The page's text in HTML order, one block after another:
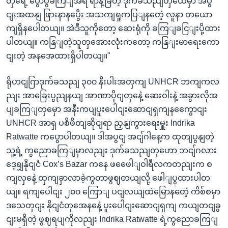
ငျးအထနျ ဖြားနာနပွေီး အသကျရှုကပြျနတေဲ့ လူနာ တယော
ကျရှိနပေါတယျ။ အဲဒီသူကိုတော့ ဆေးရုံကို ခကြျခငြျးပို့ထား
ပါတယျ။ ကနြျတဲ့သူတှအေားလုံးကတော့ ကနြျးမာရေးကော
ငျးတဲ့ အနအေထားရှိပါတယျ။"
ရိုဟငျဂြာဒုက်ခသညျ ၃၀၀ နီးပါးအတှကျ UNHCR ဘကျကလ
ညျး အာခြေးပွညျနယျ အာဏာပိုငျတှနေဲ့ ဆေးဝါးနဲ့ အခွားလိုအ
ပျခကြျတှမှော အနီးကပျပူးပေါငျးဆောငျရှကျနကွေောငျး
UNHCR အာရှ ပစိဖိတျဆိုငျရာ ညှနျကွားရေးမှူး Indrika
Ratwatte ကပွောပါတယျ။ ဒါအပွငျ အငျ်ဂါနေ့က ထုတျပွနျတဲ့
သူ့ရဲ့ ကွညောခကြျမှာလညျး ဒုက်ခသညျတှဟော ဘငျ်ဂလား
ဒေ့ရျှနိုငျငံ Cox’s Bazar ကနေ ဖဖေေါျဝါရီလကတညျးက စ
ကျလှနေဲ့ ထှကျခှာလာခဲ့ကွတာဖွဈတယျလို့ ဖေါျပွထားပါတ
ယျ။ ရကျပေါငျး ၂၀၀ ကြောျ ပငျလယျထဲမြောနတေဲ့ ကိစ်စမှာ
ဒသေတှငျး နိုငျငံတှအေနနေဲ့ ပူးပေါငျးဆောငျရှကျ ကယျတငျခွ
ငျးမရှိတဲ့ ဖွဈရပျကိုလညျး Indrika Ratwatte ရဲ့ကွညောခကြျ